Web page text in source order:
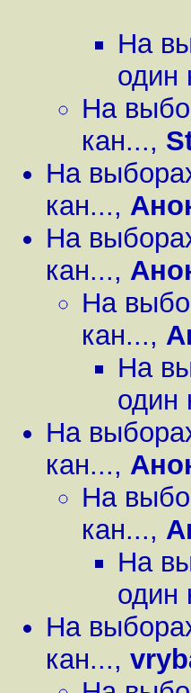
На
один
На
кан...,
На
кан...,
На
кан...,
На
кан...,
На
один
На
кан...,
На
кан...,
На
один
На
кан...,